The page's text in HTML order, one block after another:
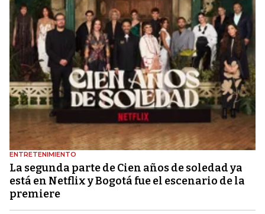
ENTRETENIMIENTO
La segunda parte de Cien años de soledad ya
está en Netflix y Bogotá fue el escenario de la
premiere